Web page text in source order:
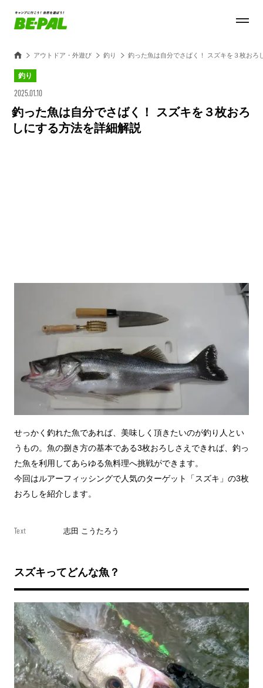
アウトドア・外遊び 釣り 釣った魚は自分でさばく！ スズキを３枚おろ
釣り
2025.01.10
釣った魚は自分でさばく！ スズキを３枚おろ
しにする方法を詳細解説
せっかく釣れた魚であれば、美味しく頂きたいのが釣り人とい
うもの。魚の捌き方の基本である3枚おろしさえできれば、釣っ
た魚を利用してあらゆる魚料理へ挑戦ができます。
今回はルアーフィッシングで人気のターゲット「スズキ」の3枚
おろしを紹介します。
Text 志田 こうたろう
スズキってどんな魚？